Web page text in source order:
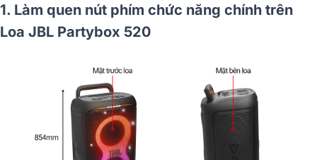
1. Làm quen nút phím chức năng chính trên
Loa JBL Partybox 520